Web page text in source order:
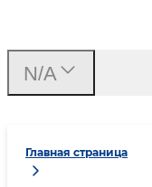
Главная страница
N/A